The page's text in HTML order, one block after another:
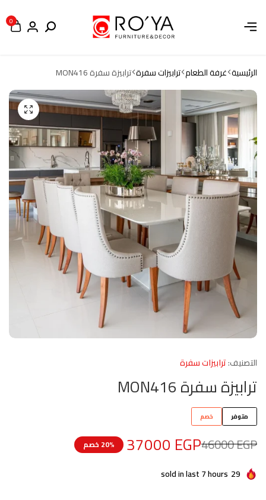
0
الرئيسية غرفة الطعام ترابيزات سفرة ترابيزة سفرة MON416
التصنيف:ترابيزات سفرة
ترابيزة سفرة MON416
متوفر خصم
46000EGP
37000 EGP 20% خصم
29
sold in last 7 hours